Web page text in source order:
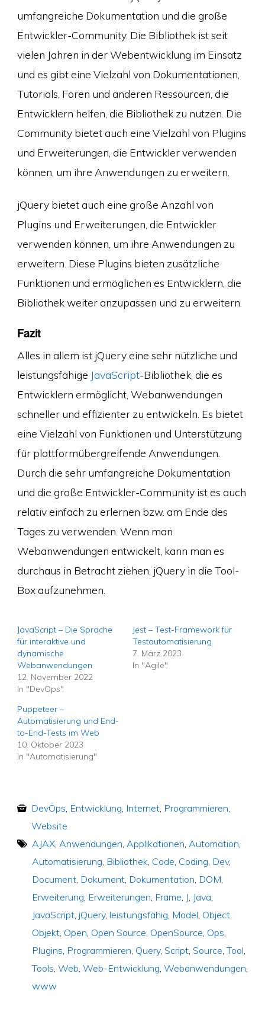
umfangreiche Dokumentation und die große
Entwickler-Community. Die Bibliothek ist seit
vielen Jahren in der Webentwicklung im Einsatz
und es gibt eine Vielzahl von Dokumentationen,
Tutorials, Foren und anderen Ressourcen, die
Entwicklern helfen, die Bibliothek zu nutzen. Die
Community bietet auch eine Vielzahl von Plugins
und Erweiterungen, die Entwickler verwenden
können, um ihre Anwendungen zu erweitern.
jQuery bietet auch eine große Anzahl von
Plugins und Erweiterungen, die Entwickler
verwenden können, um ihre Anwendungen zu
erweitern. Diese Plugins bieten zusätzliche
Funktionen und ermöglichen es Entwicklern, die
Bibliothek weiter anzupassen und zu erweitern.
Fazit
Alles in allem ist jQuery eine sehr nützliche und
leistungsfähige JavaScript-Bibliothek, die es
Entwicklern ermöglicht, Webanwendungen
schneller und effizienter zu entwickeln. Es bietet
eine Vielzahl von Funktionen und Unterstützung
für plattformübergreifende Anwendungen.
Durch die sehr umfangreiche Dokumentation
und die große Entwickler-Community ist es auch
relativ einfach zu erlernen bzw. am Ende des
Tages zu verwenden. Wenn man
Webanwendungen entwickelt, kann man es
durchaus in Betracht ziehen, jQuery in die Tool-
Box aufzunehmen.
JavaScript – Die Sprache
für interaktive und
dynamische
Webanwendungen
12. November 2022
In "DevOps"
Jest – Test-Framework für
Testautomatisierung
7. März 2023
In "Agile"
Puppeteer –
Automatisierung und End-
to-End-Tests im Web
10. Oktober 2023
In "Automatisierung"
DevOps, Entwicklung, Internet, Programmieren,
Website
AJAX, Anwendungen, Applikationen, Automation,
Automatisierung, Bibliothek, Code, Coding, Dev,
Document, Dokument, Dokumentation, DOM,
Erweiterung, Erweiterungen, Frame, J, Java,
JavaScript, jQuery, leistungsfähig, Model, Object,
Objekt, Open, Open Source, OpenSource, Ops,
Plugins, Programmieren, Query, Script, Source,Tool,
Tools, Web, Web-Entwicklung, Webanwendungen,
www